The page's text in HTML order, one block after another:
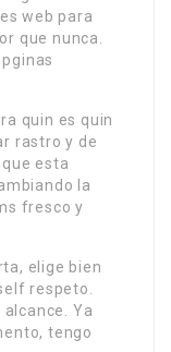
web para
que nunca.
quin es quin
rastro y de
esta
la
fresco y
elige bien
respeto.
Ya
tengo